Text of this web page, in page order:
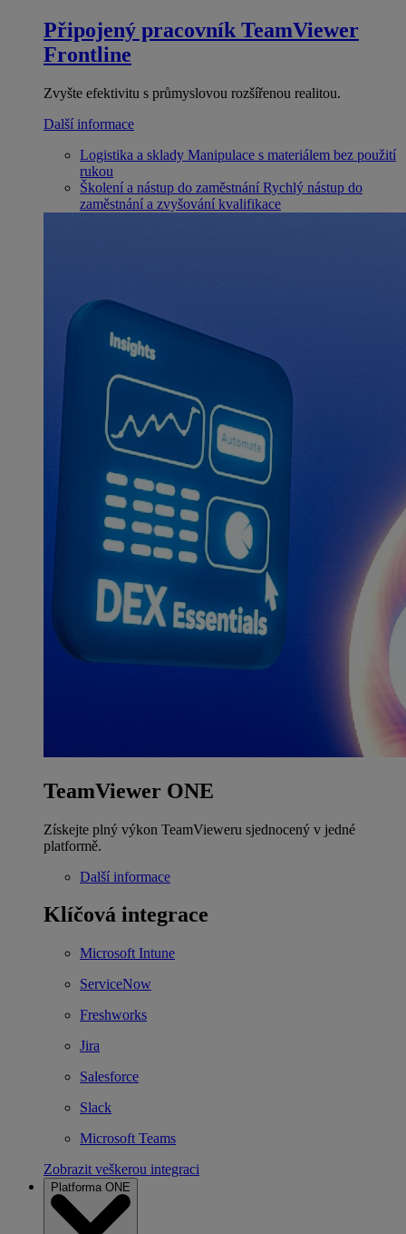
Připojený pracovník TeamViewer
Frontline
Zvyšte efektivitu s průmyslovou rozšířenou realitou.
Další informace
Logistika a sklady Manipulace s materiálem bez použití
rukou
Školení a nástup do zaměstnání Rychlý nástup do
zaměstnání a zvyšování kvalifikace
TeamViewer ONE
Získejte plný výkon TeamVieweru sjednocený v jedné
platformě.
Další informace
Klíčová integrace
Microsoft Intune
ServiceNow
Freshworks
Jira
Salesforce
Slack
Microsoft Teams
Zobrazit veškerou integraci
Platforma ONE